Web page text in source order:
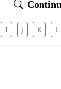
I J K L